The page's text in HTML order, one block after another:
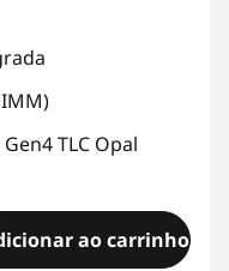
TLC Opal
ao carrinho